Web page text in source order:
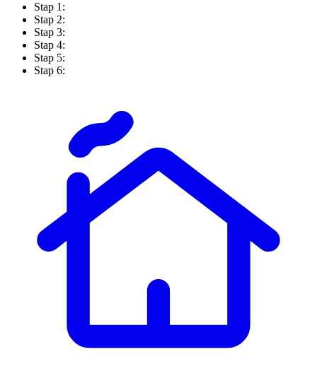
Stap 1:
Stap 2:
Stap 3:
Stap 4:
Stap 5:
Stap 6: